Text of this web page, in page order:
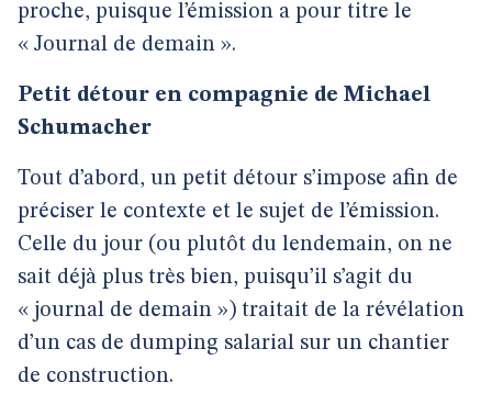
proche, puisque l’émission a pour titre le
« Journal de demain ».
Petit détour en compagnie de Michael
Schumacher
Tout d’abord, un petit détour s’impose afin de
préciser le contexte et le sujet de l’émission.
Celle du jour (ou plutôt du lendemain, on ne
sait déjà plus très bien, puisqu’il s’agit du
« journal de demain ») traitait de la révélation
d’un cas de dumping salarial sur un chantier
de construction.